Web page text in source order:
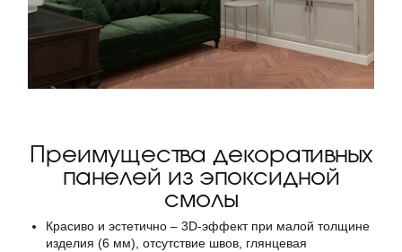
Преимущества декоративных
панелей из эпоксидной
смолы
Красиво и эстетично – 3D-эффект при малой толщине
изделия (6 мм), отсутствие швов, глянцевая